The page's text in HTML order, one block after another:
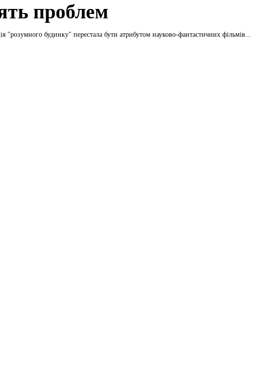
проблем
"розумного будинку" перестала бути атрибутом науково-фантастичних фільмів...